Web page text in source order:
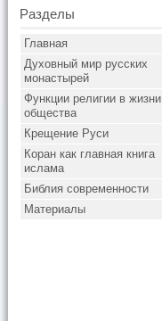
Разделы
Главная
Духовный мир русских
монастырей
Функции религии в жизни
общества
Крещение Руси
Коран как главная книга
ислама
Библия современности
Материалы